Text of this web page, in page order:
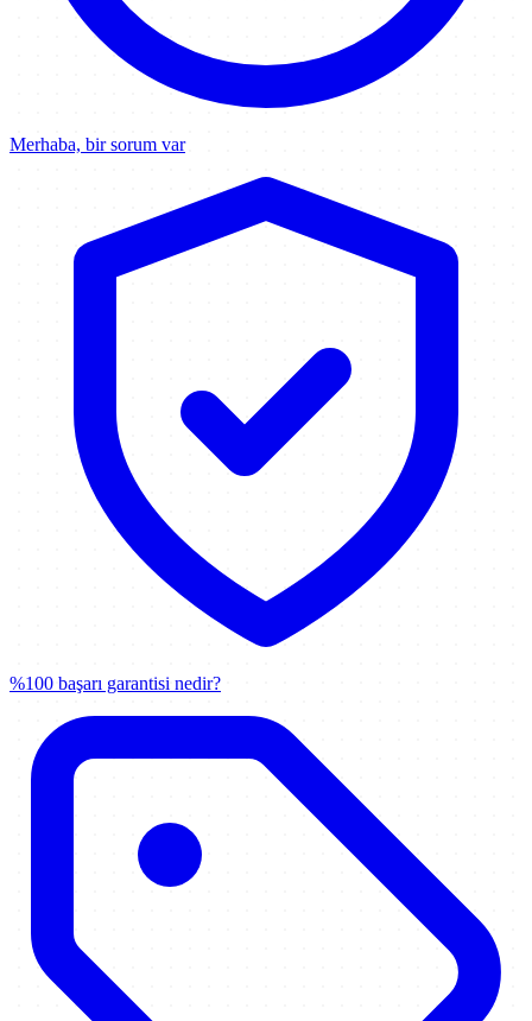
Merhaba, bir sorum var
%100 başarı garantisi nedir?